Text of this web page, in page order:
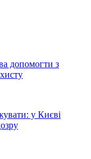
допомогти з
у Києві